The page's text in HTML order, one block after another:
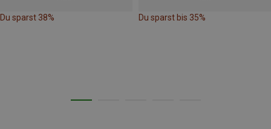
Du sparst 38% Du sparst bis 35%